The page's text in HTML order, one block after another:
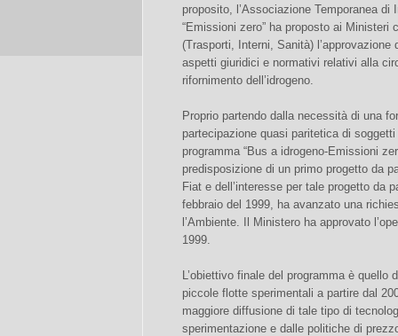
proposito, l’Associazione Temporanea
“Emissioni zero” ha proposto ai
(Trasporti, Interni, Sanità)
aspetti giuridici e normativi relativi alla
rifornimento dell’idrogeno.
Proprio partendo dalla necessità di una
partecipazione quasi paritetica di
programma “Bus a idrogeno-Emissioni
predisposizione di un primo progetto da
Fiat e dell’interesse per tale progetto da
febbraio del 1999, ha avanzato una
l’Ambiente. Il Ministero ha approvato
1999.
L’obiettivo finale del programma è
piccole flotte sperimentali a partire dal
maggiore diffusione di tale tipo di
sperimentazione e dalle politiche di